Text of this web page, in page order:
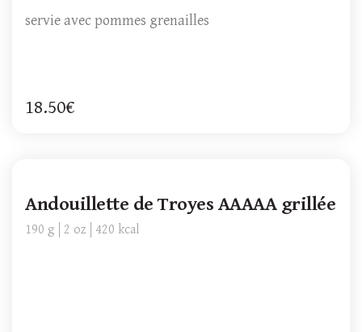
servie avec pommes grenailles
18.50€
Andouillette de Troyes AAAAA grillée
190 g 2 oz 420 kcal